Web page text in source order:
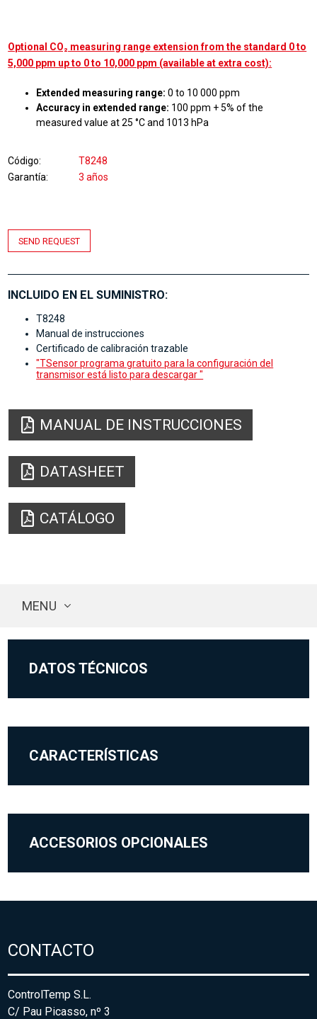
Optional CO₂ measuring range extension from the standard 0 to
5,000 ppm up to 0 to 10,000 ppm (available at extra cost):
Extended measuring range: 0 to 10 000 ppm
Accuracy in extended range: 100 ppm + 5% of the
measured value at 25 °C and 1013 hPa
Código
T8248
Garantía
3 años
SEND REQUEST
INCLUIDO EN EL SUMINISTRO:
T8248
Manual de instrucciones
Certificado de calibración trazable
"TSensor programa gratuito para la configuración del
transmisor está listo para descargar "
MANUAL DE INSTRUCCIONES
DATASHEET
CATÁLOGO
MENU
DATOS TÉCNICOS
CARACTERÍSTICAS
ACCESORIOS OPCIONALES
CONTACTO
ControlTemp S.L.
C/ Pau Picasso, nº 3